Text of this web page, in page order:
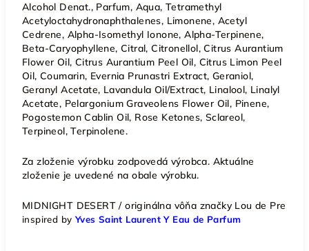
Alcohol Denat., Parfum, Aqua, Tetramethyl
Acetyloctahydronaphthalenes, Limonene, Acetyl
Cedrene, Alpha-Isomethyl Ionone, Alpha-Terpinene,
Beta-Caryophyllene, Citral, Citronellol, Citrus Aurantium
Flower Oil, Citrus Aurantium Peel Oil, Citrus Limon Peel
Oil, Coumarin, Evernia Prunastri Extract, Geraniol,
Geranyl Acetate, Lavandula Oil/Extract, Linalool, Linalyl
Acetate, Pelargonium Graveolens Flower Oil, Pinene,
Pogostemon Cablin Oil, Rose Ketones, Sclareol,
Terpineol, Terpinolene.
Za zloženie výrobku zodpovedá výrobca. Aktuálne
zloženie je uvedené na obale výrobku.
MIDNIGHT DESERT / originálna vôňa značky Lou de Pre
inspired by Yves Saint Laurent Y Eau de Parfum